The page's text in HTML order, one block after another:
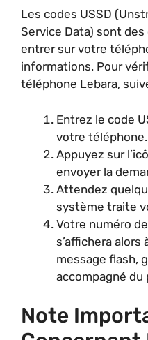
Les codes USSD
Service Data) sont
entrer sur votre
informations. Pour
téléphone Lebara,
Entrez le code
votre téléphone.
Appuyez sur
envoyer la
Attendez
système traite
Votre numéro
s’affichera alors
message flash,
accompagné
Note